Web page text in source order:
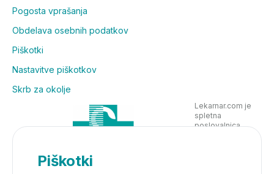
Pogosta vprašanja
Obdelava osebnih podatkov
Piškotki
Nastavitve piškotkov
Skrb za okolje
Lekarnar.com je
spletna
poslovalnica
Piškotki